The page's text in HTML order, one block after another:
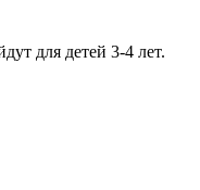
для детей 3-4 лет.